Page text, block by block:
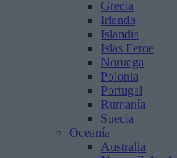
Grecia
Irlanda
Islandia
Islas Feroe
Noruega
Polonia
Portugal
Rumanía
Suecia
Oceanía
Australia